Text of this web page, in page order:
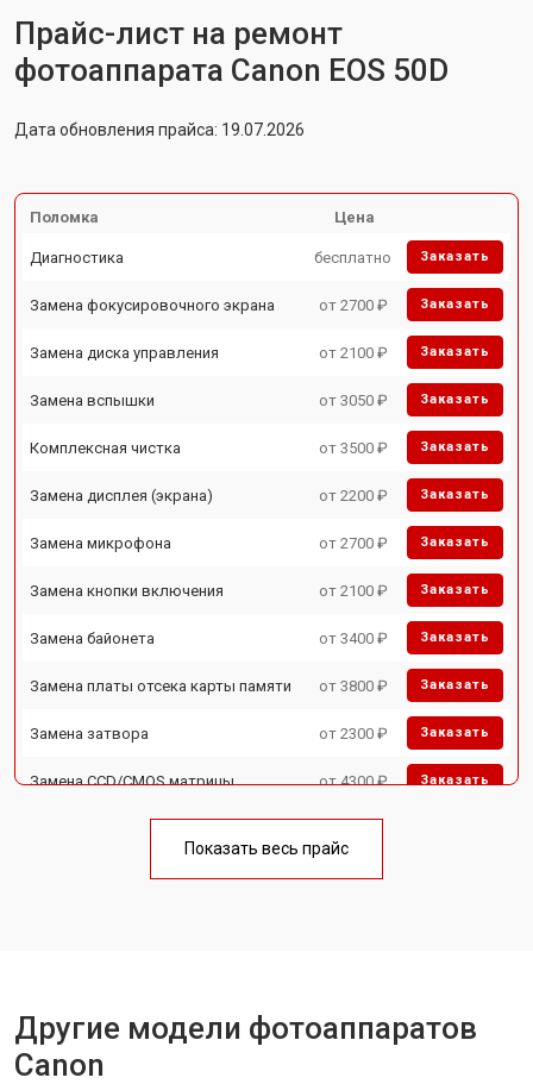
Прайс-лист на ремонт
фотоаппарата Canon EOS 50D
Дата обновления прайса: 19.07.2026
Поломка Цена
Диагностика бесплатно Заказать
Замена фокусировочного экрана от 2700 ₽ Заказать
Замена диска управления от 2100 ₽ Заказать
Замена вспышки от 3050 ₽ Заказать
Комплексная чистка от 3500 ₽ Заказать
Замена дисплея (экрана) от 2200 ₽ Заказать
Замена микрофона от 2700 ₽ Заказать
Замена кнопки включения от 2100 ₽ Заказать
Замена байонета от 3400 ₽ Заказать
Замена платы отсека карты памяти от 3800 ₽ Заказать
Замена затвора от 2300 ₽ Заказать
Замена CCD/CMOS матрицы от 4300 ₽ Заказать
Чистка матрицы от 3100 ₽
Показать весь прайс
Другие модели фотоаппаратов
Canon